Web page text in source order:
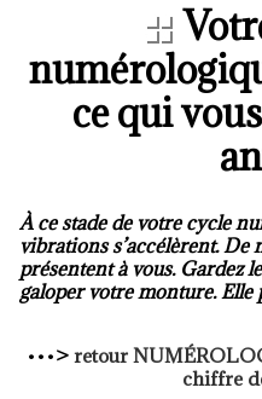
ce qui
À ce stade de votre cycle
vibrations s’accélèrent. De
présentent à vous. Gardez
galoper votre monture. Elle
•••> retour
chiffre